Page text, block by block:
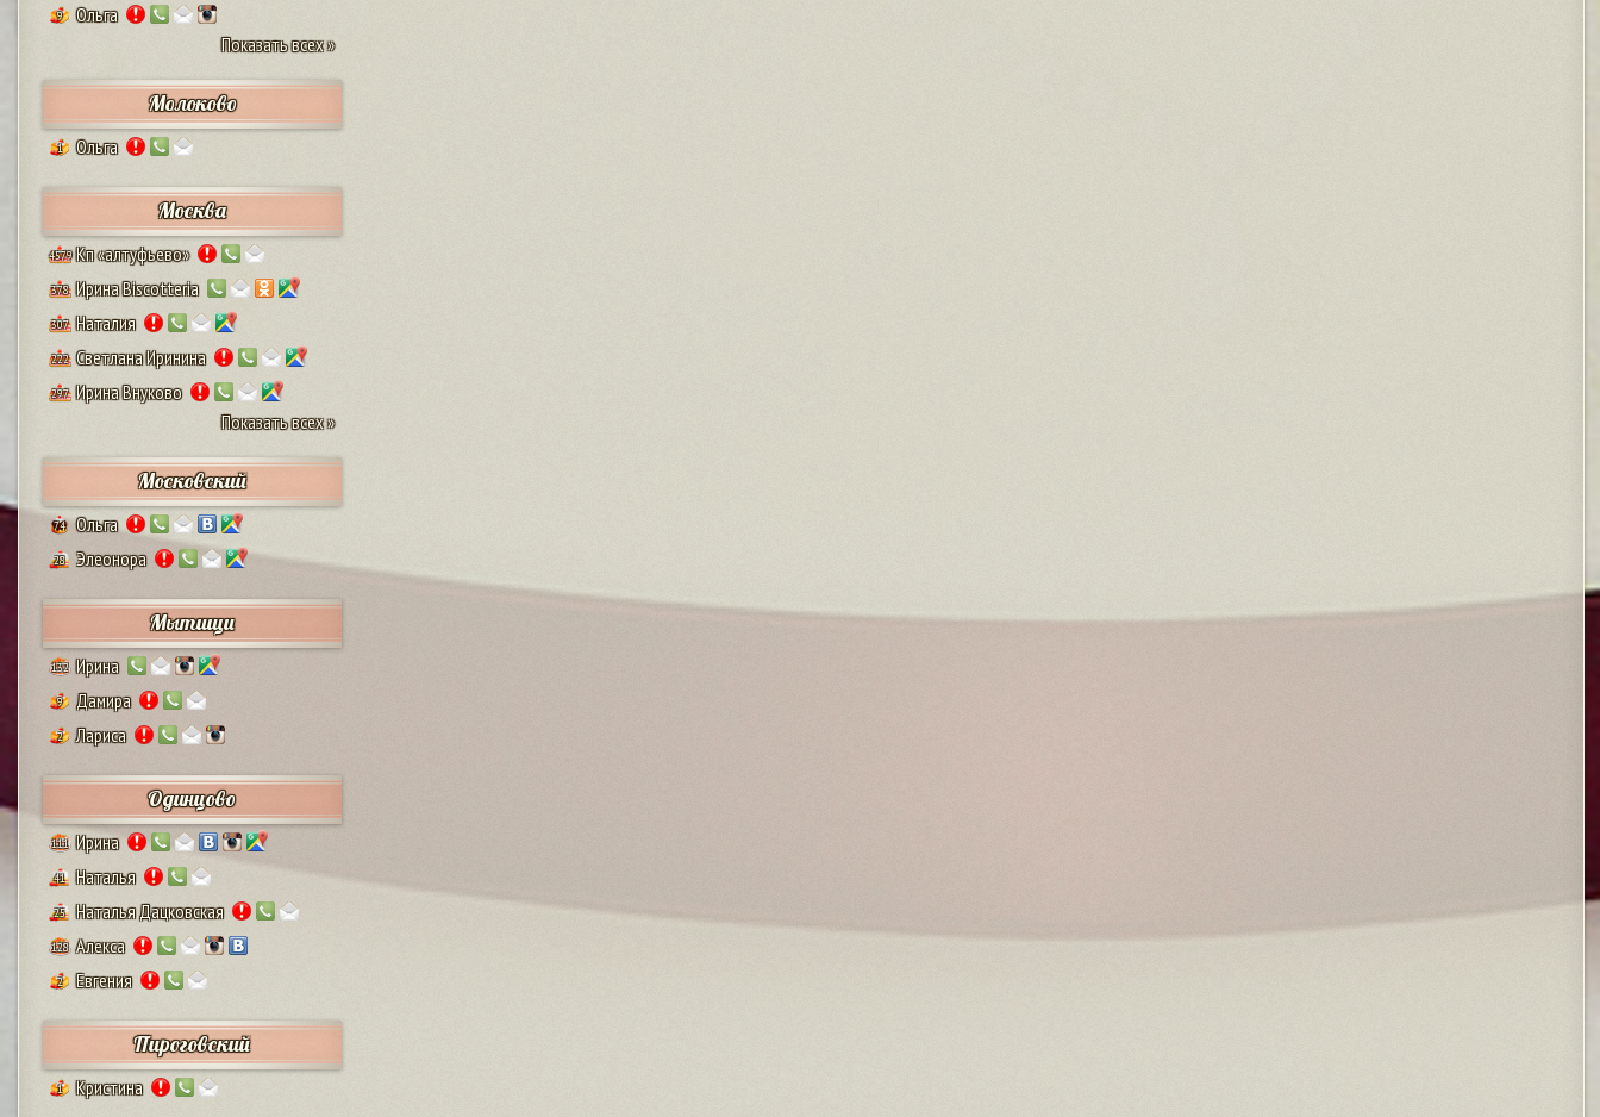
9
Ольга
Показать всех »
Молоково
1 Ольга
Москва
4579 Кп «алтуфьево»
378 Ирина Biscotteria
307 Наталия
222 Светлана Иринина
297 Ирина Внуково
Показать всех »
Московский
74 Ольга
28 Элеонора
Мытищи
132 Ирина
9 Дамира
2 Лариса
Одинцово
111 Ирина
41 Наталья
25 Наталья Дацковская
128 Алекса
2 Евгения
Пироговский
1 Кристина